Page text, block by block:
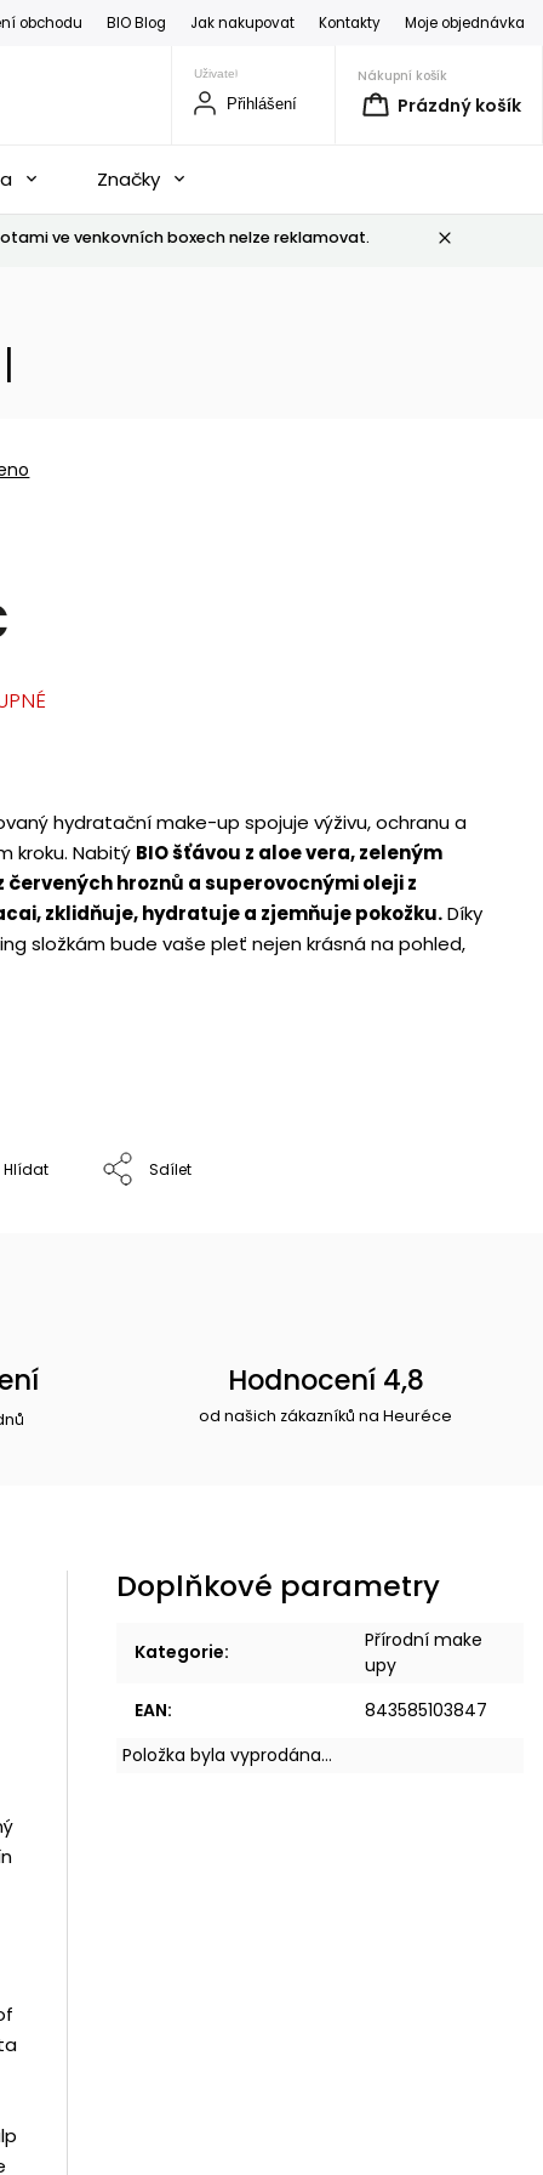
obchodu BIO Blog Jak nakupovat Kontakty Moje objednávka
Nákupní košík
Prázdný košík
Přihlášení
Značky
ve venkovních boxech nelze reklamovat.
hydratační make-up spojuje výživu, ochranu a
kroku. Nabitý BIO šťávou z aloe vera, zeleným
hroznů a superovocnými oleji z
zklidňuje, hydratuje a zjemňuje pokožku.Díky
složkám bude vaše pleť nejen krásná na pohled,
Hlídat Sdílet
Hodnocení 4,8
od našich zákazníků na Heuréce
Doplňkové parametry
Kategorie:
Přírodní make
upy
EAN:
843585103847
Položka byla vyprodána…